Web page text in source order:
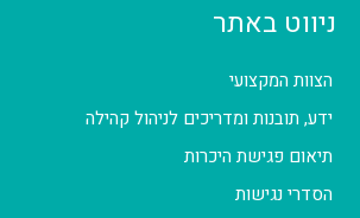
ניווט באתר
הצוות המקצועי
ידע, תובנות ומדריכים לניהול קהילה
תיאום פגישת היכרות
הסדרי נגישות